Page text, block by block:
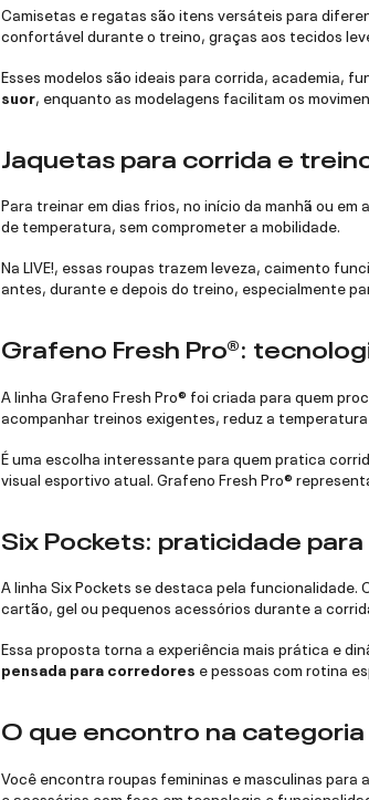
Camisetas e regatas são itens versáteis para
confortável durante o treino, graças aos tecidos
Esses modelos são ideais para corrida, academia,
suor, enquanto as modelagens facilitam os
Jaquetas para corrida e
Para treinar em dias frios, no início da manhã ou
de temperatura, sem comprometer a mobilidade.
Na LIVE!, essas roupas trazem leveza, caimento
antes, durante e depois do treino, especialmente
Grafeno Fresh Pro®:
A linha Grafeno Fresh Pro® foi criada para quem
acompanhar treinos exigentes, reduz a
É uma escolha interessante para quem pratica
visual esportivo atual. Grafeno Fresh Pro®
Six Pockets: praticidade
A linha Six Pockets se destaca pela
cartão, gel ou pequenos acessórios durante a
Essa proposta torna a experiência mais prática e
pensada para corredores e pessoas com rotina
O que encontro na categoria
Você encontra roupas femininas e masculinas